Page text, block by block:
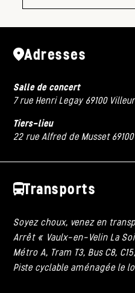
Adresses
Salle de concert
7 rue Henri Legay 69100
Tiers-lieu
22 rue Alfred de Musset
Transports
Soyez choux, venez en
Arrêt « Vaulx-en-Velin La
Métro A, Tram T3, Bus C8,
Piste cyclable aménagée le